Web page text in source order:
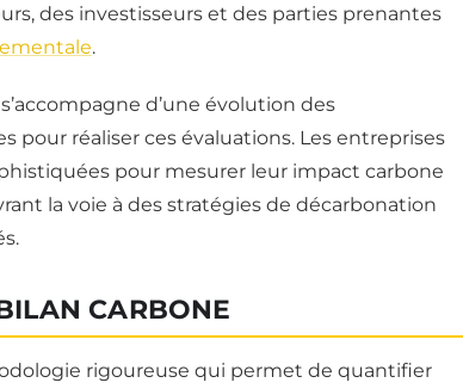
des investisseurs et des parties prenantes
.
d’une évolution des
pour réaliser ces évaluations. Les entreprises
pour mesurer leur impact carbone
la voie à des stratégies de décarbonation
CARBONE
rigoureuse qui permet de quantifier